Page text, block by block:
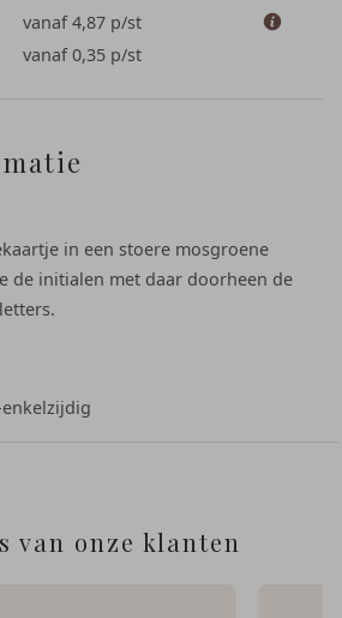
vanaf 4,87 p/st
vanaf 0,35 p/st
in een stoere mosgroene
de initialen met daar doorheen de
van onze klanten